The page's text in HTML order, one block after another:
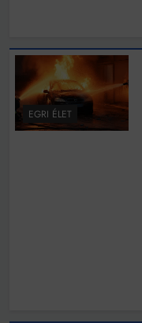
EGRI ÉLET